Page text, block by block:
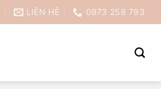
LIÊN HỆ 0973 258 793